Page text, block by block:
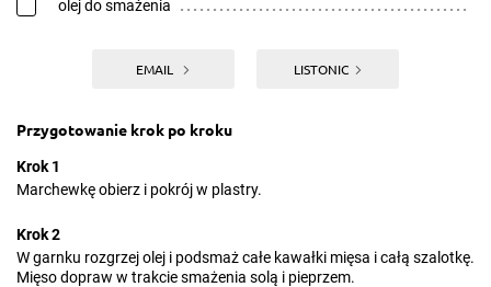
olej do smażenia
EMAIL LISTONIC
Przygotowanie krok po kroku
Krok 1
Marchewkę obierz i pokrój w plastry.
Krok 2
W garnku rozgrzej olej i podsmaż całe kawałki mięsa i całą szalotkę.
Mięso dopraw w trakcie smażenia solą i pieprzem.